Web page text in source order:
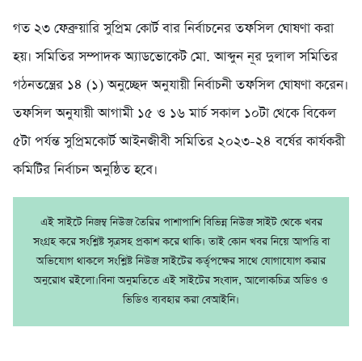
গত ২৩ ফেব্রুয়ারি সুপ্রিম কোর্ট বার নির্বাচনের তফসিল ঘোষণা করা
হয়। সমিতির সম্পাদক অ্যাডভোকেট মো. আব্দুন নূর দুলাল সমিতির
গঠনতন্ত্রের ১৪ (১) অনুচ্ছেদ অনুযায়ী নির্বাচনী তফসিল ঘোষণা করেন।
তফসিল অনুযায়ী আগামী ১৫ ও ১৬ মার্চ সকাল ১০টা থেকে বিকেল
৫টা পর্যন্ত সুপ্রিমকোর্ট আইনজীবী সমিতির ২০২৩-২৪ বর্ষের কার্যকরী
কমিটির নির্বাচন অনুষ্ঠিত হবে।
এই সাইটে নিজম্ব নিউজ তৈরির পাশাপাশি বিভিন্ন নিউজ সাইট থেকে খবর
সংগ্রহ করে সংশ্লিষ্ট সূত্রসহ প্রকাশ করে থাকি। তাই কোন খবর নিয়ে আপত্তি বা
অভিযোগ থাকলে সংশ্লিষ্ট নিউজ সাইটের কর্তৃপক্ষের সাথে যোগাযোগ করার
অনুরোধ রইলো।বিনা অনুমতিতে এই সাইটের সংবাদ, আলোকচিত্র অডিও ও
ভিডিও ব্যবহার করা বেআইনি।